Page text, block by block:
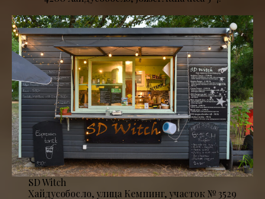
SD Witch
Хайдусобосло, улица Кемпинг, участок № 3529